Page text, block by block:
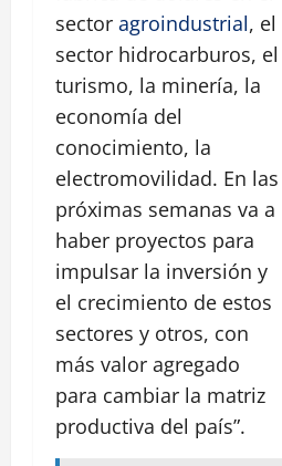
sector agroindustrial, el
sector hidrocarburos, el
turismo, la minería, la
economía del
conocimiento, la
electromovilidad. En las
próximas semanas va a
haber proyectos para
impulsar la inversión y
el crecimiento de estos
sectores y otros, con
más valor agregado
para cambiar la matriz
productiva del país”.